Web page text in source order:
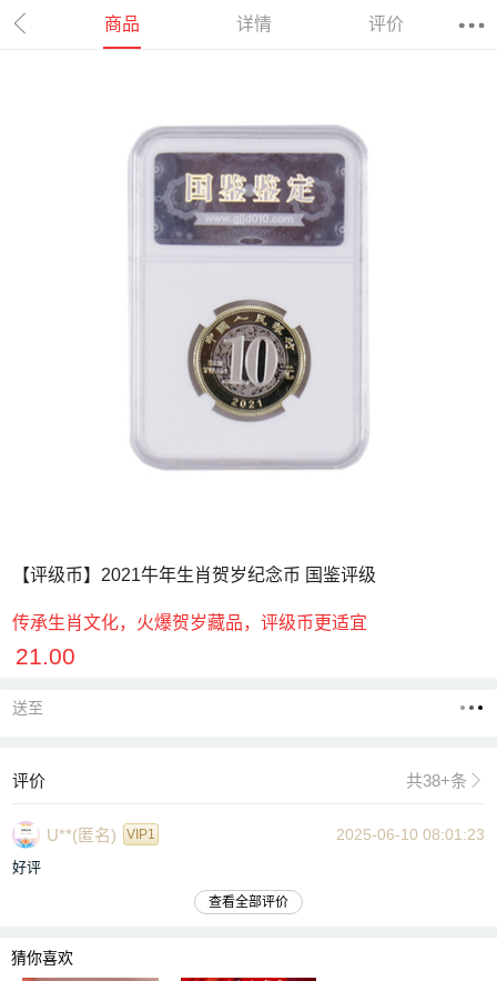
商品 详情 评价
【评级币】2021牛年生肖贺岁纪念币 国鉴评级
传承生肖文化，火爆贺岁藏品，评级币更适宜
21.00
送至
评价 共38+条 
U**(匿名) VIP1 2025-06-10 08:01:23
好评
查看全部评价
猜你喜欢